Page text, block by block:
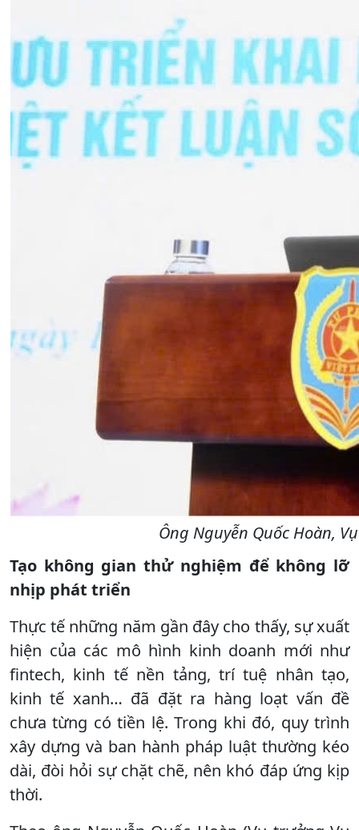
Ông Nguyễn Quốc Hoàn,
Tạo không gian thử nghiệm để không lỡ
nhịp phát triển
Thực tế những năm gần đây cho thấy, sự xuất
hiện của các mô hình kinh doanh mới như
fintech, kinh tế nền tảng, trí tuệ nhân tạo,
kinh tế xanh… đã đặt ra hàng loạt vấn đề
chưa từng có tiền lệ. Trong khi đó, quy trình
xây dựng và ban hành pháp luật thường kéo
dài, đòi hỏi sự chặt chẽ, nên khó đáp ứng kịp
thời.